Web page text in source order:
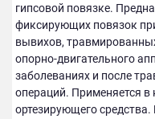
гипсовой повязке.
фиксирующих повязок
вывихов,
опорно-двигательного
заболеваниях и после
операций. Применяется
ортезирующего